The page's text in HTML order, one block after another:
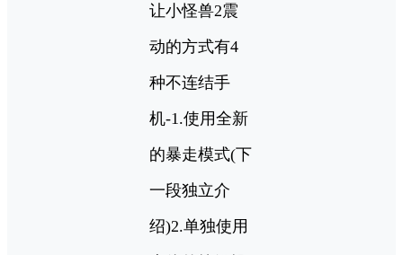
让小怪兽2震
动的方式有4
种不连结手
机-1.使用全新
的暴走模式(下
一段独立介
绍)2.单独使用